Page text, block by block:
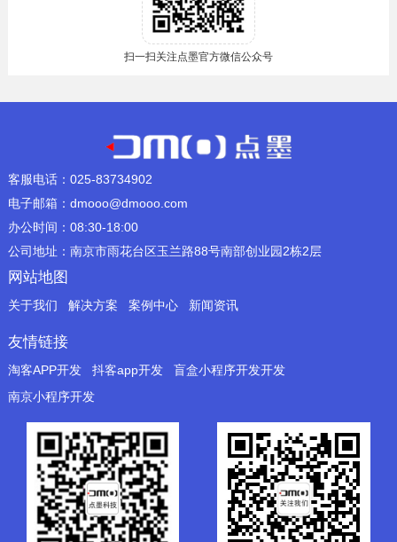
扫一扫关注点墨官方微信公众号
客服电话：025-83734902
电子邮箱：dmooo@dmooo.com
办公时间：08:30-18:00
公司地址：南京市雨花台区玉兰路88号南部创业园2栋2层
网站地图
关于我们 解决方案 案例中心 新闻资讯
友情链接
淘客APP开发 抖客app开发
盲盒小程序开发开发
南京小程序开发